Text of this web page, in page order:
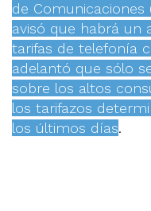
de Comunicaciones
avisó que habrá un
tarifas de telefonía
adelantó que sólo
sobre los altos
los tarifazos
los últimos días.